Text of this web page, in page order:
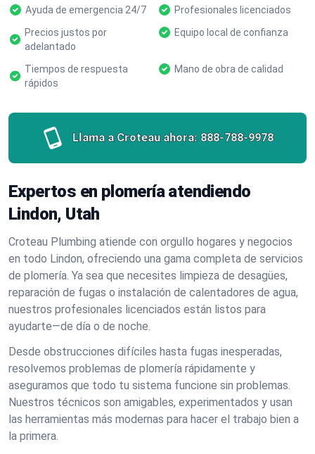
Ayuda de emergencia 24/7
Profesionales licenciados
Precios justos por
adelantado
Equipo local de confianza
Tiempos de respuesta
rápidos
Mano de obra de calidad
Llama a Croteau ahora: 888-788-9978
Expertos en plomería atendiendo
Lindon, Utah
Croteau Plumbing atiende con orgullo hogares y negocios
en todo Lindon, ofreciendo una gama completa de servicios
de plomería. Ya sea que necesites limpieza de desagües,
reparación de fugas o instalación de calentadores de agua,
nuestros profesionales licenciados están listos para
ayudarte—de día o de noche.
Desde obstrucciones difíciles hasta fugas inesperadas,
resolvemos problemas de plomería rápidamente y
aseguramos que todo tu sistema funcione sin problemas.
Nuestros técnicos son amigables, experimentados y usan
las herramientas más modernas para hacer el trabajo bien a
la primera.